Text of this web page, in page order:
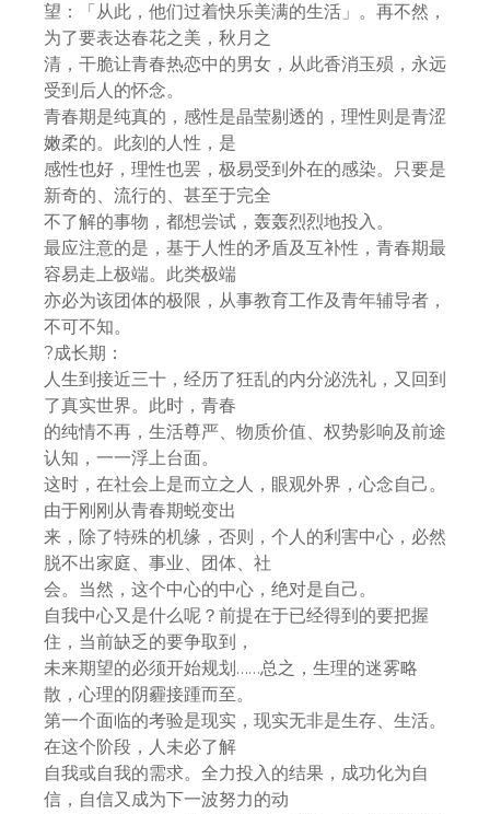
望：「从此，他们过着快乐美满的生活」。再不然，
为了要表达春花之美，秋月之
清，干脆让青春热恋中的男女，从此香消玉殒，永远
受到后人的怀念。
青春期是纯真的，感性是晶莹剔透的，理性则是青涩
嫩柔的。此刻的人性，是
感性也好，理性也罢，极易受到外在的感染。只要是
新奇的、流行的、甚至于完全
不了解的事物，都想尝试，轰轰烈烈地投入。
最应注意的是，基于人性的矛盾及互补性，青春期最
容易走上极端。此类极端
亦必为该团体的极限，从事教育工作及青年辅导者，
不可不知。
?成长期：
人生到接近三十，经历了狂乱的内分泌洗礼，又回到
了真实世界。此时，青春
的纯情不再，生活尊严、物质价值、权势影响及前途
认知，一一浮上台面。
这时，在社会上是而立之人，眼观外界，心念自己。
由于刚刚从青春期蜕变出
来，除了特殊的机缘，否则，个人的利害中心，必然
脱不出家庭、事业、团体、社
会。当然，这个中心的中心，绝对是自己。
自我中心又是什么呢？前提在于已经得到的要把握
住，当前缺乏的要争取到，
未来期望的必须开始规划……总之，生理的迷雾略
散，心理的阴霾接踵而至。
第一个面临的考验是现实，现实无非是生存、生活。
在这个阶段，人未必了解
自我或自我的需求。全力投入的结果，成功化为自
信，自信又成为下一波努力的动